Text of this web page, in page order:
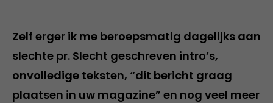
Zelf erger ik me beroepsmatig dagelijks aan
slechte pr. Slecht geschreven intro’s,
onvolledige teksten, “dit bericht graag
plaatsen in uw magazine” en nog veel meer